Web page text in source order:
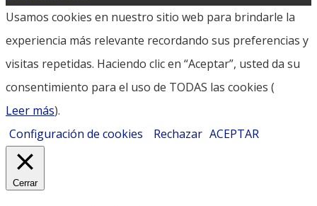
Usamos cookies en nuestro sitio web para brindarle la
experiencia más relevante recordando sus preferencias y
visitas repetidas. Haciendo clic en “Aceptar”, usted da su
consentimiento para el uso de TODAS las cookies (
Leer más).
Configuración de cookies
Rechazar ACEPTAR
Cerrar